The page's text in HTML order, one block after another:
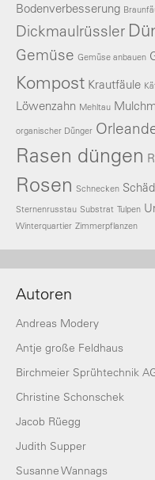
Bodenverbesserung
Dickmaulrüssler
Gemüse Gemüse anbauen
Kompost Krautfäule
Löwenzahn Mehltau
organischer Dünger
Rasen düngen
Rosen Schnecken
Sternenrusstau Substrat Tulpen
Winterquartier Zimmerpflanzen
Autoren
Andreas Modery
Antje große Feldhaus
Birchmeier Sprühtechnik
Christine Schonschek
Jacob Rüegg
Judith Supper
Susanne Wannags